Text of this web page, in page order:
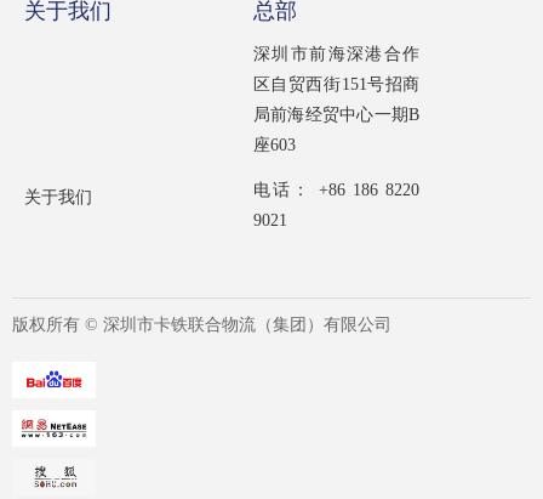
总部
深圳市前海深港合作
区自贸西街151号招商
局前海经贸中心一期B
座603
电话： +86 186 8220
9021
关于我们
关于我们
版权所有 © 深圳市卡铁联合物流（集团）有限公司